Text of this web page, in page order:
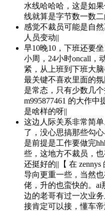
水线哈哈哈，这是如
线就算是字节数一数二
感觉不裁员可能是自
人员变动||
早10晚10，下班还要
小周，24小时oncall，
紧，从上班到下班大
最关键不喜欢里面的
是常态，只有少数几
m995877461 的大作中
是啥样的呀||
这边人际关系非常简
了，没心思搞那些勾
是前提是工作要做完
些，这地方不裁员，
还挺好的||【 在
导向更重一些，当然
佬，升的也蛮快的。ai
边的老哥有过一次业
接肯定可以接，懂车